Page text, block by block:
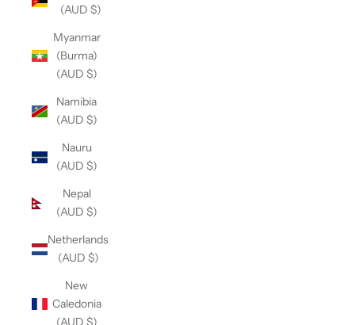
(AUD $)
Myanmar
(Burma)
(AUD $)
Namibia
(AUD $)
Nauru
(AUD $)
Nepal
(AUD $)
Netherlands
(AUD $)
New
Caledonia
(AUD $)